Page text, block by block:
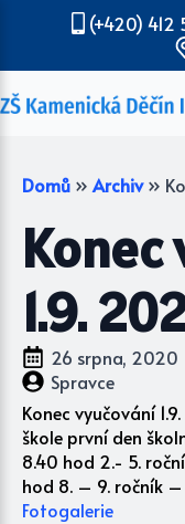
(+420) 412
Domů » Archiv »
Konec
1.9.
26 srpna, 2020
Spravce
Konec vyučování
škole první den
8.40 hod 2.- 5.
hod 8. – 9. ročník
Fotogalerie